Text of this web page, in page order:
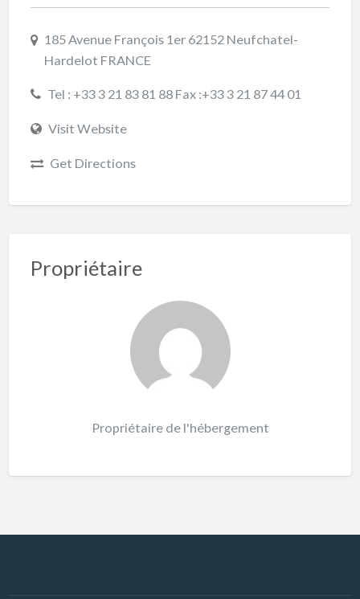
185 Avenue François 1er 62152 Neufchatel-
Hardelot FRANCE
Tel : +33 3 21 83 81 88 Fax :+33 3 21 87 44 01
Visit Website
Get Directions
Propriétaire
Propriétaire de l'hébergement